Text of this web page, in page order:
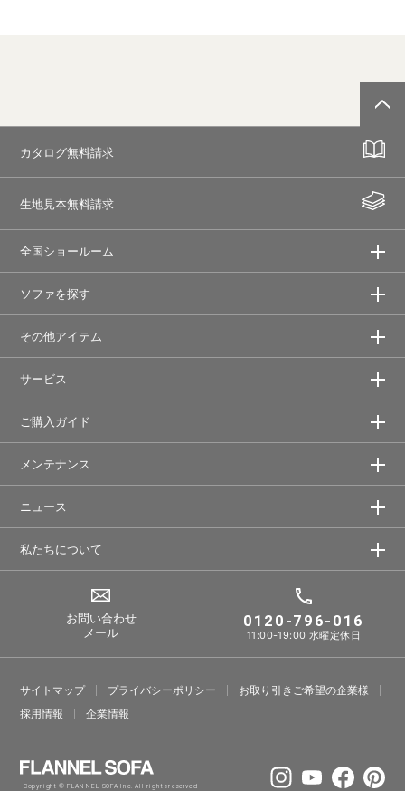
カタログ無料請求
生地見本無料請求
全国ショールーム
ソファを探す
その他アイテム
サービス
ご購入ガイド
メンテナンス
ニュース
私たちについて
お問い合わせ
メール
0120-796-016
11:00-19:00 水曜定休日
サイトマップ プライバシーポリシー
お取り引きご希望の企業様
採⽤情報
企業情報
Copyright © FLANNEL SOFA Inc. All rights reserved